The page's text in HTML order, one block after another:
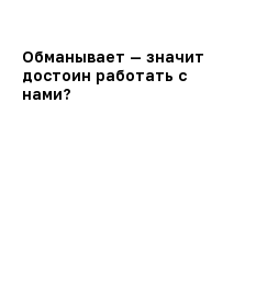
Обманывает — значит
достоин работать с
нами?